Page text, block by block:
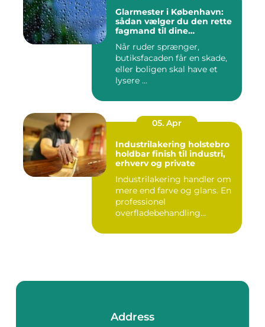
Glarmester i København:
sådan vælger du den rette
fagmand til dine
Når ruder sprænger,
butiksfacaden får en skade,
eller boligen skal have et
lysere ...
05. Apr
Industrilakering holstebro
holdbar finish til industri,
erhverv og private
Industrilakering handler om
mere end farve og glans. En
professionel
overfladebehandling
Address